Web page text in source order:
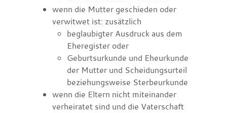
wenn die Mutter geschieden oder
verwitwet ist: zusätzlich
beglaubigter Ausdruck aus dem
Eheregister oder
Geburtsurkunde und Eheurkunde
der Mutter und Scheidungsurteil
beziehungsweise Sterbeurkunde
wenn die Eltern nicht miteinander
verheiratet sind und die Vaterschaft